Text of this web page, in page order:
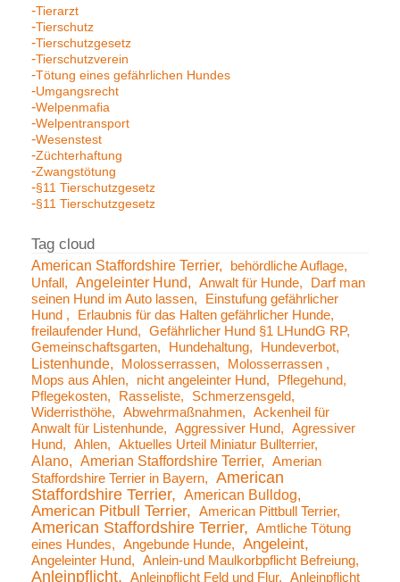
Tierarzt
Tierschutz
Tierschutzgesetz
Tierschutzverein
Tötung eines gefährlichen Hundes
Umgangsrecht
Welpenmafia
Welpentransport
Wesenstest
Züchterhaftung
Zwangstötung
§11 Tierschutzgesetz
§11 Tierschutzgesetz
American Staffordshire Terrier
behördliche Auflage
Unfall
Angeleinter Hund Anwalt für Hunde
Darf man
seinen Hund im Auto lassen
Einstufung gefährlicher
Hund
Erlaubnis für das Halten gefährlicher Hunde
freilaufender Hund
Gefährlicher Hund §1 LHundG RP
Gemeinschaftsgarten
Hundehaltung Hundeverbot
Listenhunde Molosserrassen
Molosserrassen
Mops aus Ahlen
nicht angeleinter Hund
Pflegehund
Pflegekosten
Rasseliste
Schmerzensgeld
Widerristhöhe
Abwehrmaßnahmen
Ackenheil für
Anwalt für Listenhunde
Aggressiver Hund
Agressiver
Hund
Ahlen Aktuelles Urteil Miniatur Bullterrier
Alano Amerian Staffordshire Terrier
Amerian
Staffordshire Terrier in Bayern
American
Staffordshire Terrier
American Bulldog
American Pitbull Terrier American Pittbull Terrier
American Staffordshire Terrier
Amtliche Tötung
eines Hundes
Angebunde Hunde Angeleint
Angeleinter Hund Anlein-und Maulkorbpflicht Befreiung
Anleinpflicht Anleinpflicht Feld und Flur Anleinpflicht